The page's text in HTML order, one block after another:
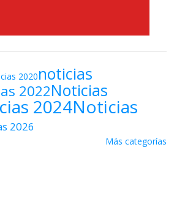
2020noticias
2022Noticias
2024Noticias
2026
Más categorías